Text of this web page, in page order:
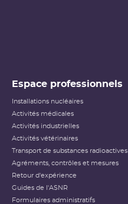
Espace professionnels
Installations nucléaires
Activités médicales
Activités industrielles
Activités vétérinaires
Transport de substances radioactives
Agréments, contrôles et mesures
Retour d'expérience
Guides de l'ASNR
Formulaires administratifs